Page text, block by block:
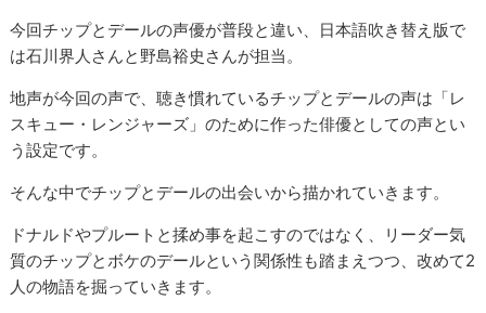
今回チップとデールの声優が普段と違い、日本語吹き替え版で
は石川界人さんと野島裕史さんが担当。
地声が今回の声で、聴き慣れているチップとデールの声は「レ
スキュー・レンジャーズ」のために作った俳優としての声とい
う設定です。
そんな中でチップとデールの出会いから描かれていきます。
ドナルドやプルートと揉め事を起こすのではなく、リーダー気
質のチップとボケのデールという関係性も踏まえつつ、改めて2
人の物語を掘っていきます。